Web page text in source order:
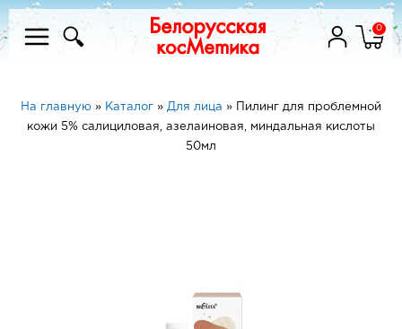
0
На главную » Каталог » Для лица »
Пилинг для проблемной
кожи 5% салициловая, азелаиновая, миндальная кислоты
50мл